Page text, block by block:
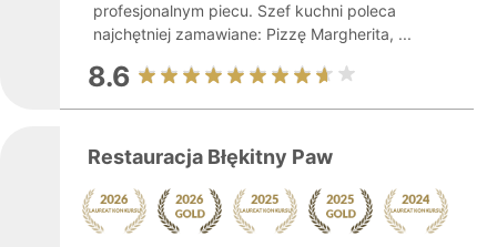
profesjonalnym piecu. Szef kuchni poleca
najchętniej zamawiane: Pizzę Margherita, ...
8.6
Restauracja Błękitny Paw